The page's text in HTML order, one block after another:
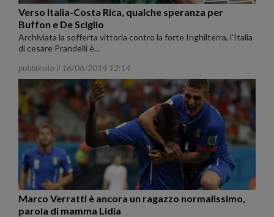
Verso Italia-Costa Rica, qualche speranza per
Buffon e De Sciglio
Archiviata la sofferta vittoria contro la forte Inghilterra, l'Italia
di cesare Prandelli è...
pubblicato il 16/06/2014 12:14
Marco Verratti è ancora un ragazzo normalissimo,
parola di mamma Lidia